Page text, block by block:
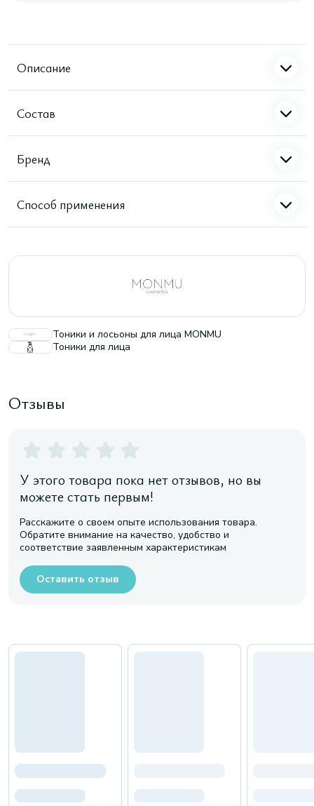
Описание
Состав
Бренд
Способ применения
Тоники и лосьоны для лица MONMU
Тоники для лица
Отзывы
У этого товара пока нет отзывов, но вы
можете стать первым!
Расскажите о своем опыте использования товара.
Обратите внимание на качество, удобство и
соответствие заявленным характеристикам
Оставить отзыв